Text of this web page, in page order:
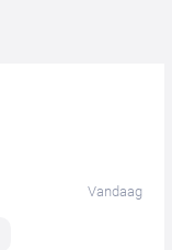
Vandaag